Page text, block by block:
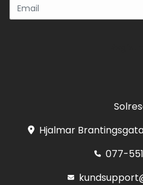
Hjalmar
077-